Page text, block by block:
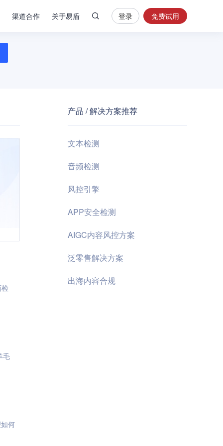
渠道合作 关于易盾
安
全
控
登录 免费试用
毛
何
产品 / 解决方案推荐
文本检测
音频检测
风控引擎
APP安全检测
AIGC内容风控方案
泛零售解决方案
出海内容合规